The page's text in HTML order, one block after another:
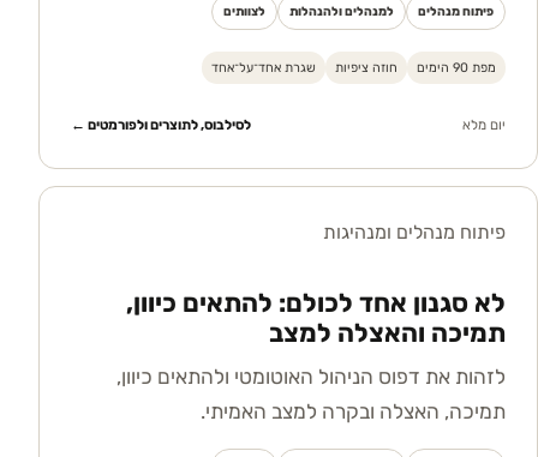
פיתוח מנהלים למנהלים ולהנהלות לצוותים
מפת 90 הימים חוזה ציפיות שגרת אחד־על־אחד
יום מלא לסילבוס, לתוצרים ולפורמטים ←
פיתוח מנהלים ומנהיגות
לא סגנון אחד לכולם: להתאים כיוון,
תמיכה והאצלה למצב
לזהות את דפוס הניהול האוטומטי ולהתאים כיוון,
תמיכה, האצלה ובקרה למצב האמיתי.